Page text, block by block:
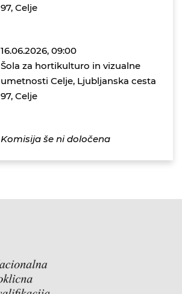
97, Celje
16.06.2026, 09:00
Šola za hortikulturo in vizualne
umetnosti Celje, Ljubljanska cesta
97, Celje
Komisija še ni določena